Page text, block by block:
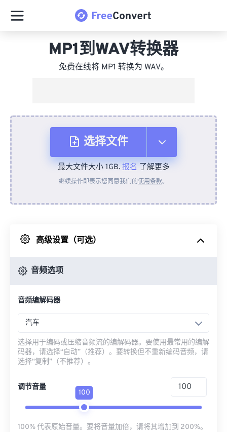
MP1到WAV转换器
免费在线将 MP1 转换为 WAV。
选择文件
从设备
来自 Google Drive
最大文件大小 1GB.报名了解更多
继续操作即表示您同意我们的使用条款。
高级设置（可选）
音频选项
音频编解码器
汽车
选择用于编码或压缩音频流的编解码器。要使用最常用的编解
码器，请选择“自动”（推荐）。要转换但不重新编码音频，请
选择“复制”（不推荐）。
调节音量
100
100% 代表原始音量。要将音量加倍，请将其增加到 200%。